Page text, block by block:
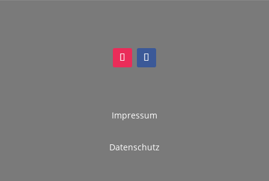
Impressum
Datenschutz